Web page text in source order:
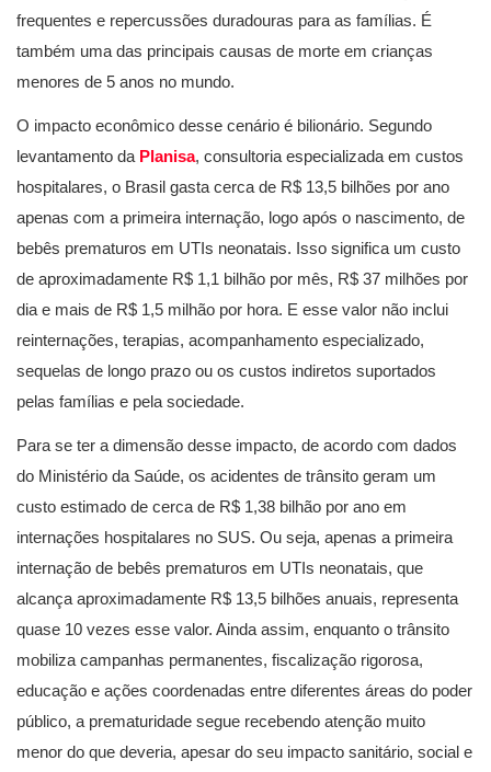
frequentes e repercussões duradouras para as famílias. É
também uma das principais causas de morte em crianças
menores de 5 anos no mundo.
O impacto econômico desse cenário é bilionário. Segundo
levantamento da Planisa, consultoria especializada em custos
hospitalares, o Brasil gasta cerca de R$ 13,5 bilhões por ano
apenas com a primeira internação, logo após o nascimento, de
bebês prematuros em UTIs neonatais. Isso significa um custo
de aproximadamente R$ 1,1 bilhão por mês, R$ 37 milhões por
dia e mais de R$ 1,5 milhão por hora. E esse valor não inclui
reinternações, terapias, acompanhamento especializado,
sequelas de longo prazo ou os custos indiretos suportados
pelas famílias e pela sociedade.
Para se ter a dimensão desse impacto, de acordo com dados
do Ministério da Saúde, os acidentes de trânsito geram um
custo estimado de cerca de R$ 1,38 bilhão por ano em
internações hospitalares no SUS. Ou seja, apenas a primeira
internação de bebês prematuros em UTIs neonatais, que
alcança aproximadamente R$ 13,5 bilhões anuais, representa
quase 10 vezes esse valor. Ainda assim, enquanto o trânsito
mobiliza campanhas permanentes, fiscalização rigorosa,
educação e ações coordenadas entre diferentes áreas do poder
público, a prematuridade segue recebendo atenção muito
menor do que deveria, apesar do seu impacto sanitário, social e